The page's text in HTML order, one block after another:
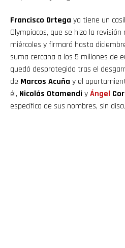
Francisco Ortega ya tiene un
Olympiacos, que se hizo la
miércoles y firmará hasta
suma cercana a los 5 millones de
quedó desprotegido tras el
de Marcos Acuña y el
él, Nicolás Otamendi yÁngel
específico de sus nombres, sin